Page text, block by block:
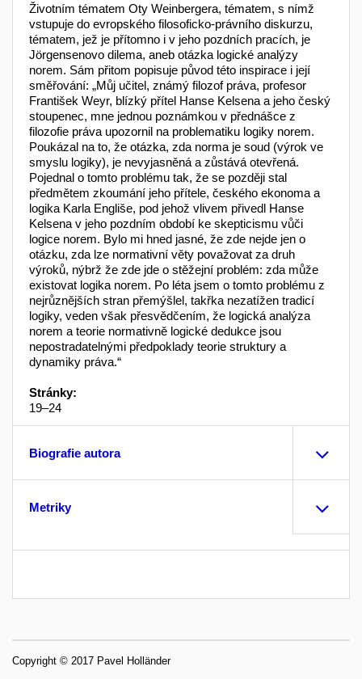
Životním tématem Oty Weinbergera, tématem, s nímž
vstupuje do evropského filosoficko-právního diskurzu,
tématem, jež je přítomno i v jeho pozdních pracích, je
Jörgensenovo dilema, aneb otázka logické analýzy
norem. Sám přitom popisuje původ této inspirace i její
směřování: „Můj učitel, známý filozof práva, profesor
František Weyr, blízký přítel Hanse Kelsena a jeho český
stoupenec, mne jednou poznámkou v přednášce z
filozofie práva upozornil na problematiku logiky norem.
Poukázal na to, že otázka, zda norma je soud (výrok ve
smyslu logiky), je nevyjasněná a zůstává otevřená.
Pojednal o tomto problému tak, že se později stal
předmětem zkoumání jeho přítele, českého ekonoma a
logika Karla Engliše, pod jehož vlivem přivedl Hanse
Kelsena v jeho pozdním období ke skepticismu vůči
logice norem. Bylo mi hned jasné, že zde nejde jen o
otázku, zda lze normativní věty považovat za druh
výroků, nýbrž že zde jde o stěžejní problém: zda může
existovat logika norem. Po léta jsem o tomto problému z
nejrůznějších stran přemýšlel, takřka nezatížen tradicí
logiky, veden však přesvědčením, že logická analýza
norem a teorie normativně logické dedukce jsou
nepostradatelnými předpoklady teorie struktury a
dynamiky práva.“
Stránky:
19–24
Biografie autora
Metriky
Copyright © 2017 Pavel Holländer